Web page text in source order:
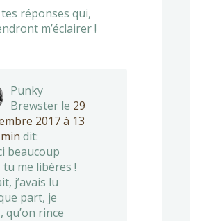
réponses qui,
m’éclairer !
Punky
Brewster le 29
2017 à 13
dit:
beaucoup
tu me libères !
j’avais lu
part, je
qu’on rince